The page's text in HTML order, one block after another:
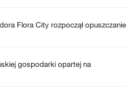
Flora City rozpoczął opuszczanie
gospodarki opartej na